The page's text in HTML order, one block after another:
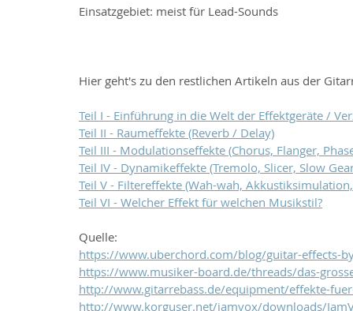
Einsatzgebiet: meist für Lead-Sounds
Hier geht's zu den restlichen Artikeln aus der
Teil I - Einführung in die Welt der Effektgeräte /
Teil II - Raumeffekte (Reverb / Delay)
Teil III - Modulationseffekte (Chorus, Flanger,
Teil IV - Dynamikeffekte (Tremolo, Slicer, Slow
Teil V - Filtereffekte (Wah-wah,
Teil VI - Welcher Effekt für welchen Musikstil?
Quelle:
https://www.uberchord.com/blog/guitar-effects-
https://www.musiker-board.de/threads/das-
http://www.gitarrebass.de/equipment/effekte-
http://www.korguser.net/jamvox/downloads/